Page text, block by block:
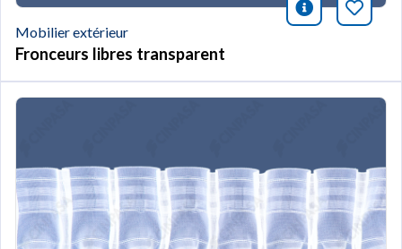
icono
Mobilier extérieur
Fronceurs libres transparent